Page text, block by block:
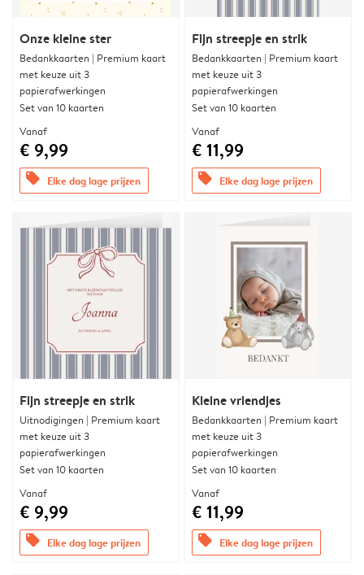
Onze kleine ster
Bedankkaarten | Premium kaart
met keuze uit 3
papierafwerkingen
Set van 10 kaarten
Vanaf
€ 9,99
offers Elke dag lage prijzen
Fijn streepje en strik
Bedankkaarten | Premium kaart
met keuze uit 3
papierafwerkingen
Set van 10 kaarten
Vanaf
€ 11,99
offers Elke dag lage prijzen
Fijn streepje en strik
Uitnodigingen | Premium kaart
met keuze uit 3
papierafwerkingen
Set van 10 kaarten
Vanaf
€ 9,99
offers Elke dag lage prijzen
Kleine vriendjes
Bedankkaarten | Premium kaart
met keuze uit 3
papierafwerkingen
Set van 10 kaarten
Vanaf
€ 11,99
offers Elke dag lage prijzen